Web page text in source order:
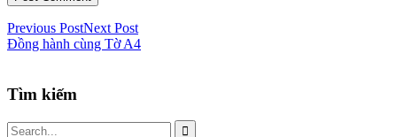
Previous PostNext Post
Đồng hành cùng Tờ A4
Tìm kiếm